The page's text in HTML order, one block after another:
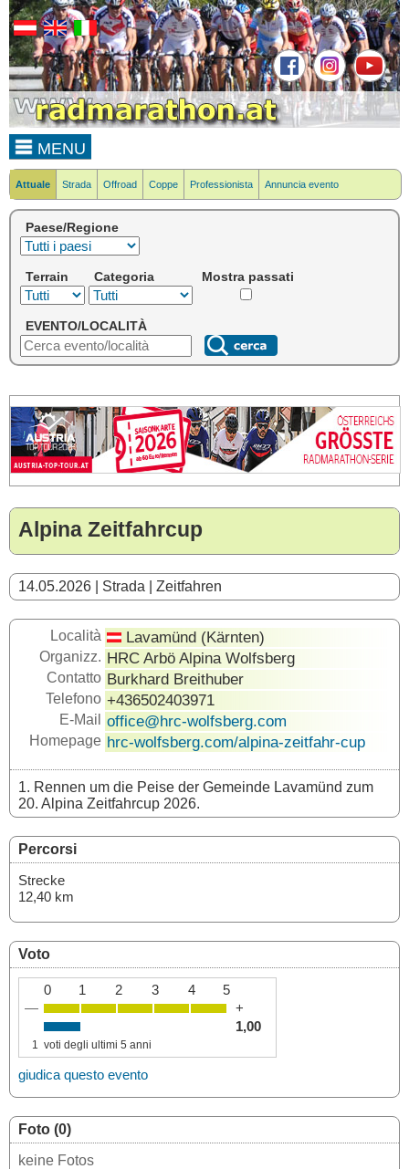
MENU
Attuale Strada Offroad Coppe Professionista Annuncia evento
Paese/Regione
Terrain Categoria Mostra passati
EVENTO/LOCALITÀ
Alpina Zeitfahrcup
14.05.2026 | Strada | Zeitfahren
Località Lavamünd (Kärnten)
Organizz. HRC Arbö Alpina Wolfsberg
Contatto Burkhard Breithuber
Telefono +436502403971
E-Mail office@hrc-wolfsberg.com
Homepage hrc-wolfsberg.com/alpina-zeitfahr-cup
1. Rennen um die Peise der Gemeinde Lavamünd zum
20. Alpina Zeitfahrcup 2026.
Percorsi
Strecke
12,40 km
Voto
0 1 2 3 4
5
—
+
1,00
1 voti degli ultimi 5 anni
giudica questo evento
Foto (0)
keine Fotos